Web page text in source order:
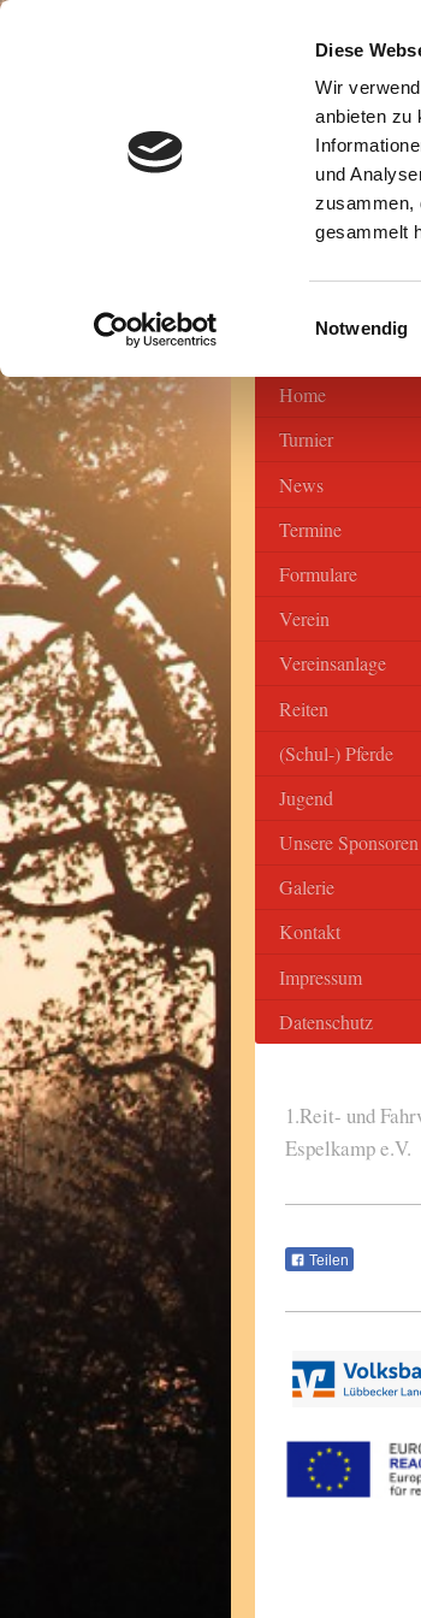
Diese
Wir
anbieten zu
und
zusammen,
gesammelt
Notwendig
Home
Turnier
News
Termine
Formulare
Verein
Vereinsanlage
Reiten
(Schul-) Pferde
Jugend
Unsere Sponsoren
Galerie
Kontakt
Impressum
Datenschutz
1.Reit- und
Espelkamp e.V.
Teilen